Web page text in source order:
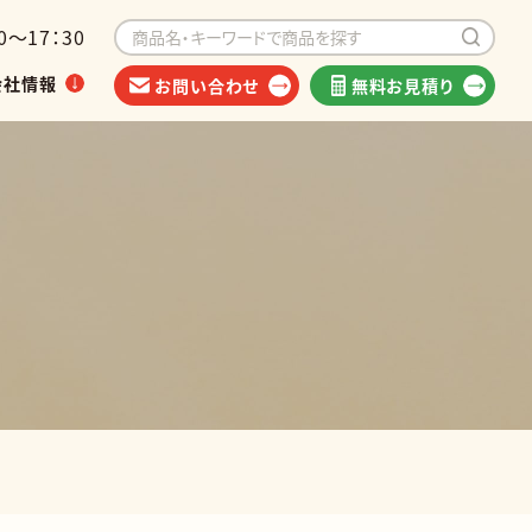
17：30
情報 お問い合わせ 無料お見積り